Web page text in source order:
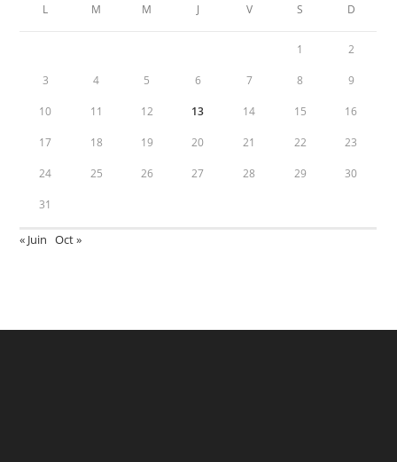
L M M J V S D
1 2
3 4 5 6 7 8 9
10 11 12 13 14 15 16
17 18 19 20 21 22 23
24 25 26 27 28 29 30
31
« Juin Oct »